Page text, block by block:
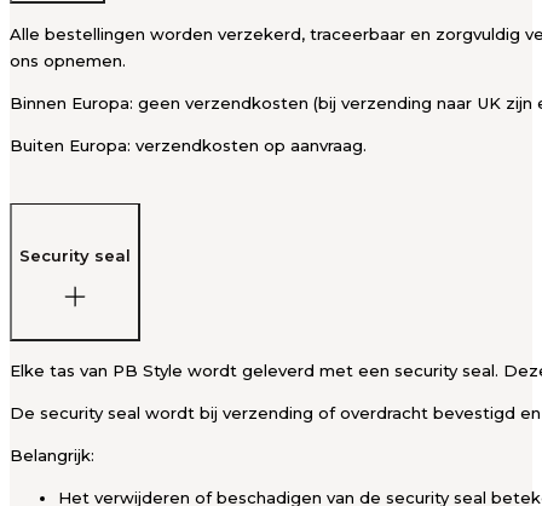
Alle bestellingen worden verzekerd, traceerbaar en zorgvuldig
ons opnemen.
Binnen Europa: geen verzendkosten (bij verzending naar UK
Buiten Europa: verzendkosten op aanvraag.
Security seal
Elke tas van PB Style wordt geleverd met een security seal.
De security seal wordt bij verzending of overdracht bevestigd
Belangrijk:
Het verwijderen of beschadigen van de security seal